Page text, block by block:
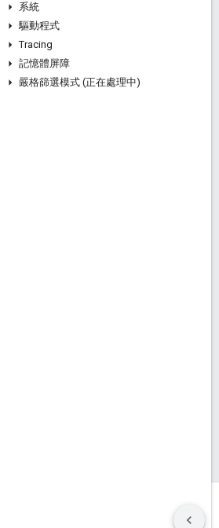
系統
驅動程式
Tracing
記憶體屏障
嚴格篩選模式 (正在處理中)